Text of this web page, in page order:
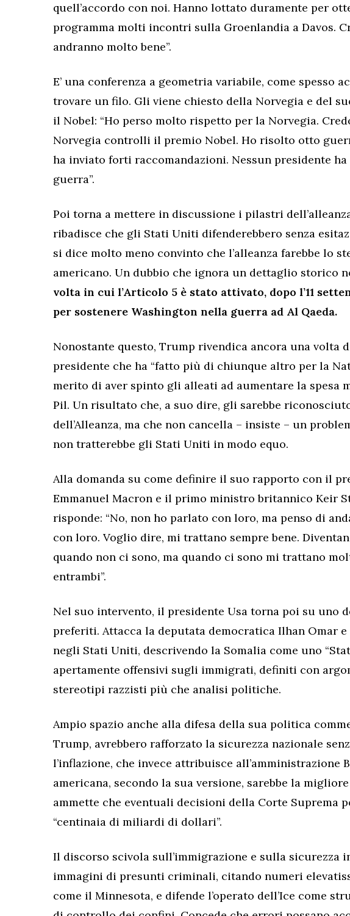
quell’accordo con noi. Hanno lottato duramente per
programma molti incontri sulla Groenlandia a Davos.
andranno molto bene”.
E’ una conferenza a geometria variabile, come spesso
trovare un filo. Gli viene chiesto della Norvegia e del
il Nobel: “Ho perso molto rispetto per la Norvegia.
Norvegia controlli il premio Nobel. Ho risolto otto
ha inviato forti raccomandazioni. Nessun presidente
guerra”.
Poi torna a mettere in discussione i pilastri
ribadisce che gli Stati Uniti difenderebbero senza
si dice molto meno convinto che l’alleanza farebbe lo
americano. Un dubbio che ignora un dettaglio storico
volta in cui l’Articolo 5 è stato attivato, dopo l’11
per sostenere Washington nella guerra ad Al Qaeda.
Nonostante questo, Trump rivendica ancora una volta
presidente che ha “fatto più di chiunque altro per la
merito di aver spinto gli alleati ad aumentare la spesa
Pil. Un risultato che, a suo dire, gli sarebbe
dell’Alleanza, ma che non cancella – insiste – un
non tratterebbe gli Stati Uniti in modo equo.
Alla domanda su come definire il suo rapporto con il
Emmanuel Macron e il primo ministro britannico Keir
risponde: “No, non ho parlato con loro, ma penso di
con loro. Voglio dire, mi trattano sempre bene.
quando non ci sono, ma quando ci sono mi trattano
entrambi”.
Nel suo intervento, il presidente Usa torna poi su uno
preferiti. Attacca la deputata democratica Ilhan Omar
negli Stati Uniti, descrivendo la Somalia come uno
apertamente offensivi sugli immigrati, definiti con
stereotipi razzisti più che analisi politiche.
Ampio spazio anche alla difesa della sua politica
Trump, avrebbero rafforzato la sicurezza nazionale
l’inflazione, che invece attribuisce all’amministrazione
americana, secondo la sua versione, sarebbe la
ammette che eventuali decisioni della Corte Suprema
“centinaia di miliardi di dollari”.
Il discorso scivola sull’immigrazione e sulla sicurezza
immagini di presunti criminali, citando numeri
come il Minnesota, e difende l’operato dell’Ice come